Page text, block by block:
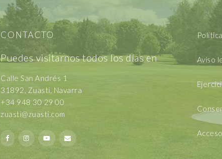
CONTACTO
Puedes visitarnos todos los días en
Calle San Andrés 1
31892, Zuasti, Navarra
+34 948 30 29 00
zuasti@zuasti.com
Aviso